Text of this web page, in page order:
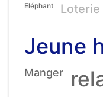
Eléphant Loterie
Jeune
Manger